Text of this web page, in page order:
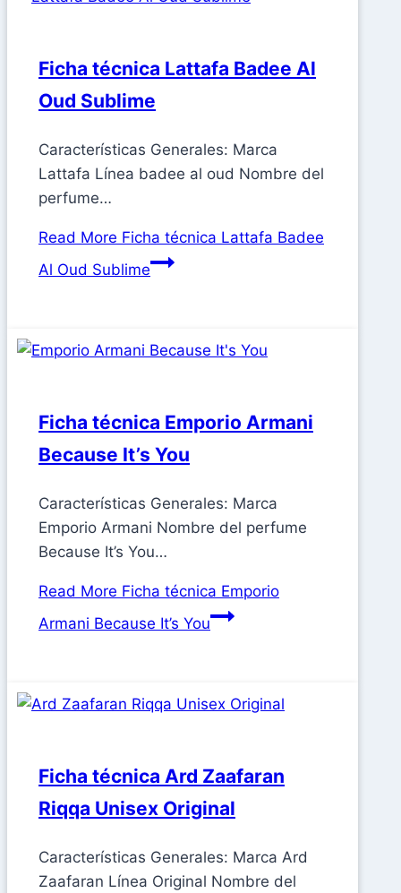
Ficha técnica Lattafa Badee Al
Oud Sublime
Características Generales: Marca
Lattafa Línea badee al oud Nombre del
perfume…
Read More Ficha técnica Lattafa Badee
Al Oud Sublime
Ficha técnica Emporio Armani
Because It’s You
Características Generales: Marca
Emporio Armani Nombre del perfume
Because It’s You…
Read More Ficha técnica Emporio
Armani Because It’s You
Ficha técnica Ard Zaafaran
Riqqa Unisex Original
Características Generales: Marca Ard
Zaafaran Línea Original Nombre del